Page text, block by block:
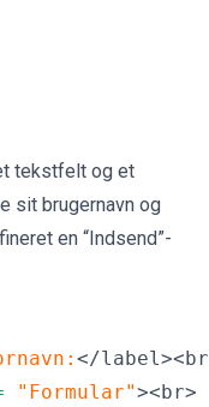
tekstfelt og et
sit brugernavn og
en “Indsend”-
</
"Formular"><br>